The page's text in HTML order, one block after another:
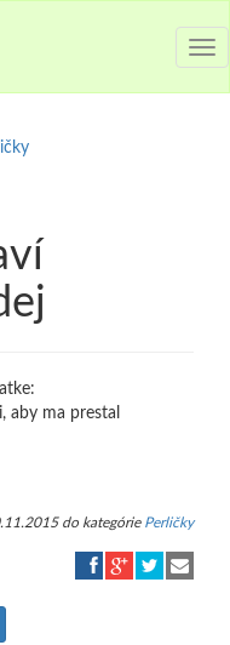
aby ma prestal
do kategórie Perličky